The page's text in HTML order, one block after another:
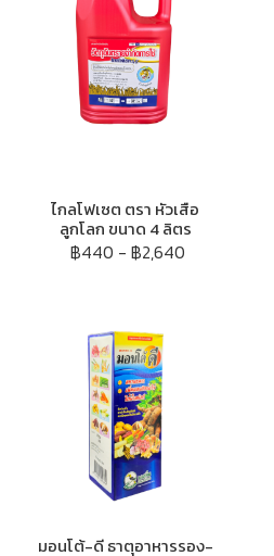
ไกลโฟเซต ตรา หัวเสือ
ลูกโลก ขนาด 4 ลิตร
฿440 - ฿2,640
มอนโต้-ดี ธาตุอาหารรอง-